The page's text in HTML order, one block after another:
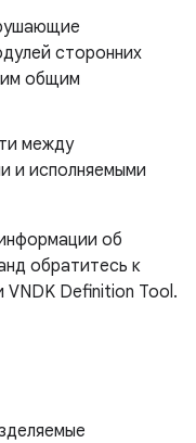
сторонних
общим
между
и исполняемыми
об
обратитесь к
VNDK Definition Tool.